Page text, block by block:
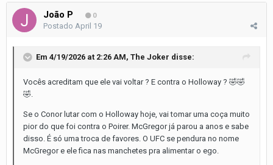
João P 0
Postado April 19
Em 4/19/2026 at 2:26 AM, The Joker disse:
Vocês acreditam que ele vai voltar ? E contra o Holloway ? 🤣🤣
🤣
Se o Conor lutar com o Holloway hoje, vai tomar uma coça muito
pior do que foi contra o Poirer. McGregor já parou a anos e sabe
disso. É só uma troca de favores. O UFC se pendura no nome
McGregor e ele fica nas manchetes pra alimentar o ego.